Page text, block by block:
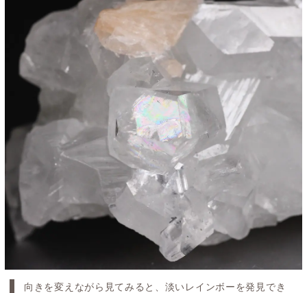
向きを変えながら見てみると、淡いレインボーを発見でき